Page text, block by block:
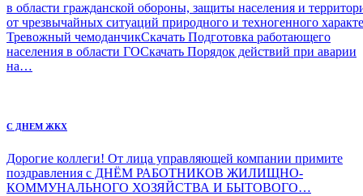
в области гражданской обороны, защиты населения и
от чрезвычайных ситуаций природного и техногенного
Тревожный чемоданчикСкачать Подготовка работающего
населения в области ГОСкачать Порядок действий при аварии
на…
С ДНЕМ ЖКХ
Дорогие коллеги! От лица управляющей компании примите
поздравления с ДНЁМ РАБОТНИКОВ ЖИЛИЩНО-
КОММУНАЛЬНОГО ХОЗЯЙСТВА И БЫТОВОГО…